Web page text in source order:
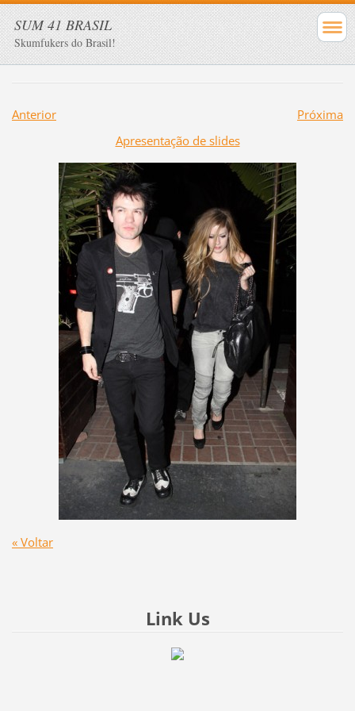
SUM 41 BRASIL
Skumfukers do Brasil!
Anterior
Próxima
Apresentação de slides
« Voltar
Link Us